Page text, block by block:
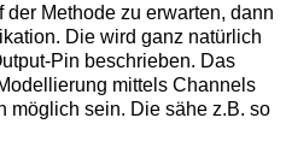
Methode zu erwarten, dann
Die wird ganz natürlich
Pin beschrieben. Das
mittels Channels
möglich sein. Die sähe z.B. so